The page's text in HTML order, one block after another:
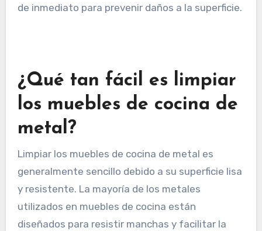
de inmediato para prevenir daños a la superficie.
¿Qué tan fácil es limpiar
los muebles de cocina de
metal?
Limpiar los muebles de cocina de metal es
generalmente sencillo debido a su superficie lisa
y resistente. La mayoría de los metales
utilizados en muebles de cocina están
diseñados para resistir manchas y facilitar la